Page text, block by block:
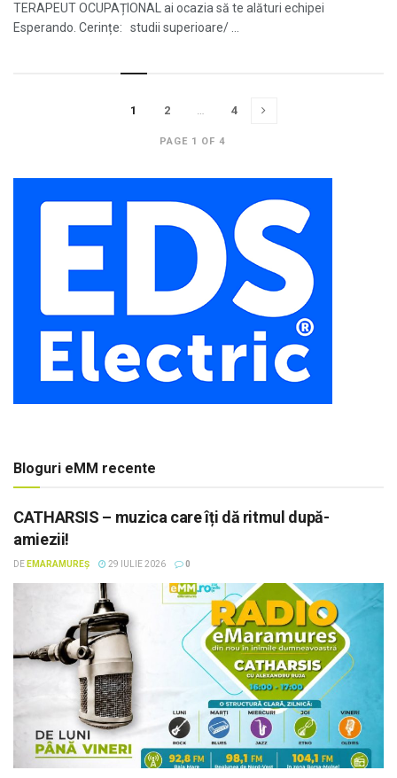
TERAPEUT OCUPAȚIONAL ai ocazia să te alături echipei
Esperando. Cerințe: studii superioare/ ...
PAGE 1 OF 4
1 2 … 4
Bloguri eMM recente
CATHARSIS – muzica care îți dă ritmul după-
amiezii!
DE EMARAMUREȘ 29 IULIE 2026 0